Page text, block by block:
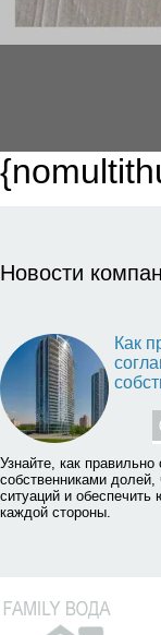
Новости
Как
Узнайте, как
собственниками
ситуаций и
каждой стороны.